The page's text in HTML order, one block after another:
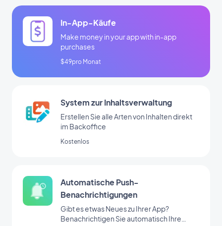
In-App-Käufe
Make money in your app with in-app
purchases
$49pro Monat
System zur Inhaltsverwaltung
Erstellen Sie alle Arten von Inhalten direkt
im Backoffice
Kostenlos
Automatische Push-
Benachrichtigungen
Gibt es etwas Neues zu Ihrer App?
Benachrichtigen Sie automatisch Ihre